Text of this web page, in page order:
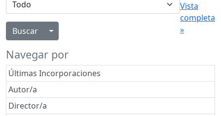
Alternar menú desplegable
Vista
completa
»
Navegar por
Últimas Incorporaciones
Autor/a
Director/a